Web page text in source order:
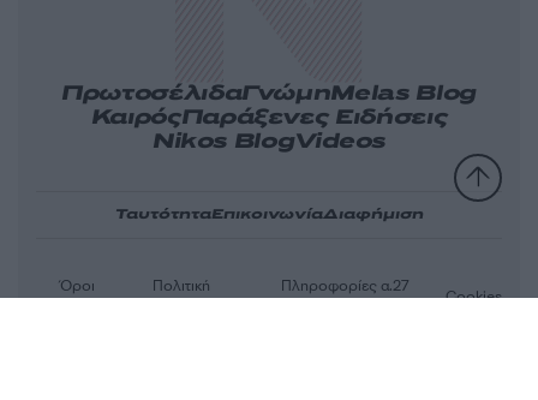
ΠρωτοσέλιδαΓνώμηMelas Blog
ΚαιρόςΠαράξενες Ειδήσεις
Nikos BlogVideos
ΤαυτότηταΕπικοινωνίαΔιαφήμιση
Όροι
Πολιτική
Πληροφορίες α.27
Cookies